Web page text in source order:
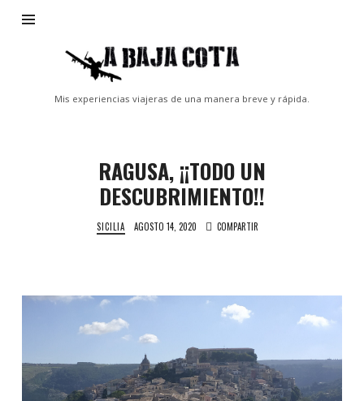
Baja
Cota
Mis experiencias viajeras de una manera breve y rápida.
RAGUSA, ¡¡TODO UN
DESCUBRIMIENTO!!
SICILIA AGOSTO 14, 2020 COMPARTIR